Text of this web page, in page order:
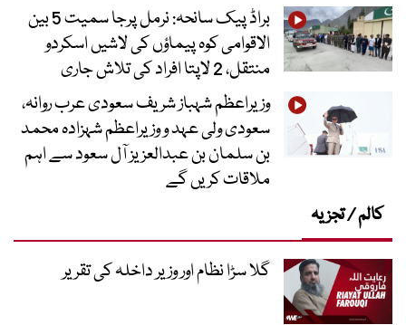
براڈ پیک سانحہ: نرمل پرجا سمیت 5 بین
الاقوامی کوہ پیماؤں کی لاشیں اسکردو
منتقل، 2 لاپتا افراد کی تلاش جاری
وزیراعظم شہباز شریف سعودی عرب روانہ،
سعودی ولی عہد و وزیراعظم شہزادہ محمد
بن سلمان بن عبدالعزیز آل سعود سے اہم
ملاقات کریں گے
کالم / تجزیہ
گلا سڑا نظام اور وزیر داخلہ کی تقریر